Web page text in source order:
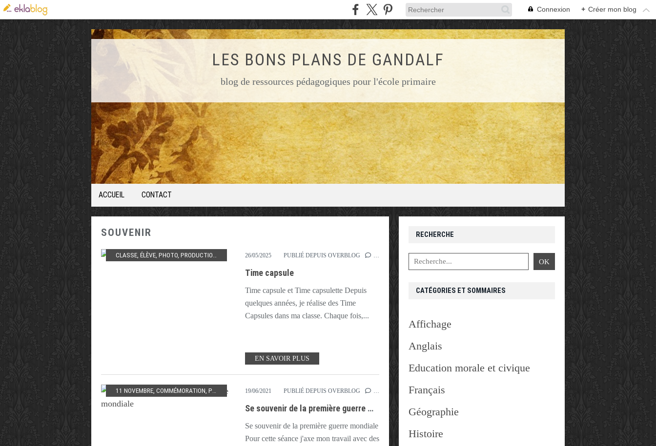
Connexion + Créer mon blog
LES BONS PLANS DE GANDALF
blog de ressources pédagogiques pour l'école primaire
ACCUEIL CONTACT
SOUVENIR
CLASSE ÉLÈVE PHOTO PRODUCTION SOUVENIR, TEMPORELLE,TIME CAPSULE,TIME CAPSULETTE
26/05/2025 PUBLIÉ DEPUIS OVERBLOG
Time capsule
Time capsule et Time capsulette Depuis
quelques années, je réalise des Time
Capsules dans ma classe. Chaque fois,...
EN SAVOIR PLUS
11 NOVEMBRE COMMÉMORATION PREMIÈRE GUERRE MONDIALE ,SOUVENIR
19/06/2021 PUBLIÉ DEPUIS OVERBLOG
Se souvenir de la première guerre mondiale
Se souvenir de la première guerre mondiale
Pour cette séance j'axe mon travail avec des
RECHERCHE
CATÉGORIES ET SOMMAIRES
Affichage
Anglais
Education morale et civique
Français
Géographie
Histoire